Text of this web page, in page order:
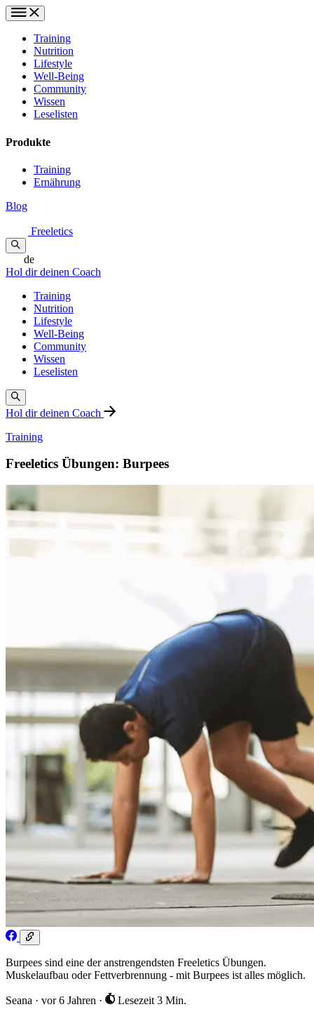
Training
Nutrition
Lifestyle
Well-Being
Community
Wissen
Leselisten
Produkte
Training
Ernährung
Blog
Freeletics
de
Hol dir deinen Coach
Training
Nutrition
Lifestyle
Well-Being
Community
Wissen
Leselisten
Hol dir deinen Coach
Training
Freeletics Übungen: Burpees
Burpees sind eine der anstrengendsten Freeletics Übungen.
Muskelaufbau oder Fettverbrennung - mit Burpees ist alles möglich.
Seana · vor 6 Jahren · Lesezeit 3 Min.